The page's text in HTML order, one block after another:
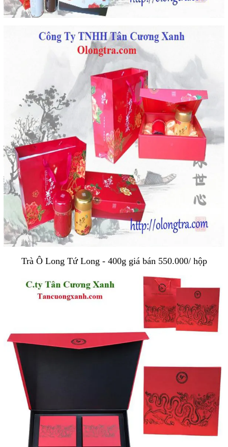
Trà Ô Long Tứ Long - 400g giá bán 550.000/ hộp